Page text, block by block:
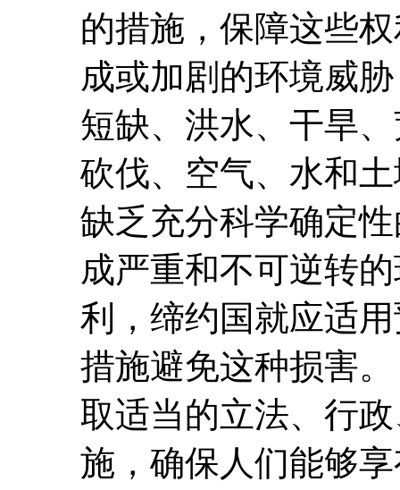
的措施，保障这些
成或加剧的环境威
短缺、洪水、干旱
砍伐、空气、水和
缺乏充分科学确定
成严重和不可逆转
利，缔约国就应适
措施避免这种损害
取适当的立法、行
施，确保人们能够